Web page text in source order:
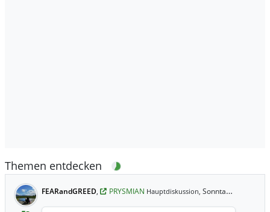
Themen entdecken
FEARandGREED, PRYSMIAN Hauptdiskussion, Sonntag 13:48 Uhr